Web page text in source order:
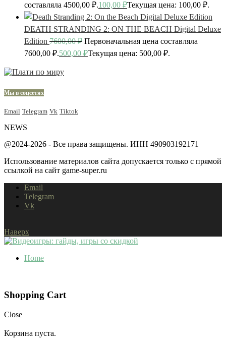
составляла 4500,00 ₽.100,00 ₽Текущая цена: 100,00 ₽.
DEATH STRANDING 2: ON THE BEACH Digital Deluxe
Edition 7600,00₽ Первоначальная цена составляла
7600,00 ₽.500,00 ₽Текущая цена: 500,00 ₽.
Мы в соцсетях
Email Telegram Vk Tiktok
NEWS
@2024-2026 - Все права защищены. ИНН 490903192171
Использование материалов сайта допускается только с прямой
ссылкой на сайт game-super.ru
Email
Telegram
Vk
Наверх
Home
Shopping Cart
Close
Корзина пуста.